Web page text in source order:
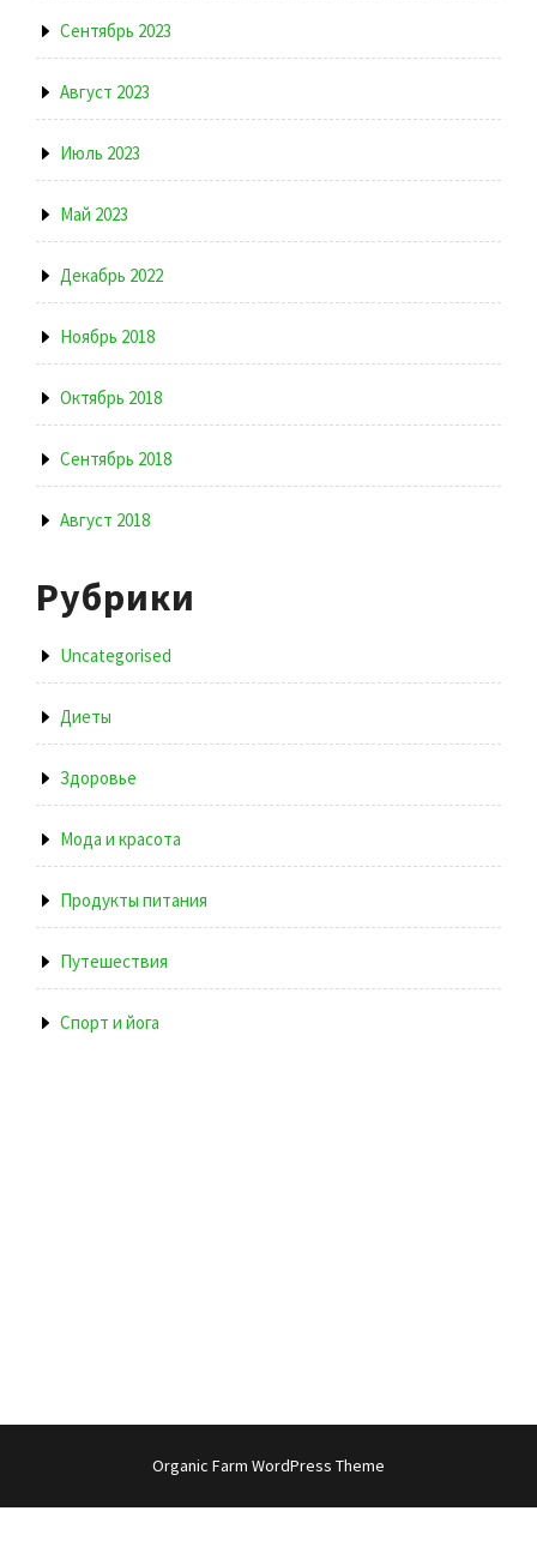
Сентябрь 2023
Август 2023
Июль 2023
Май 2023
Декабрь 2022
Ноябрь 2018
Октябрь 2018
Сентябрь 2018
Август 2018
Рубрики
Uncategorised
Диеты
Здоровье
Мода и красота
Продукты питания
Путешествия
Спорт и йога
Organic Farm WordPress Theme